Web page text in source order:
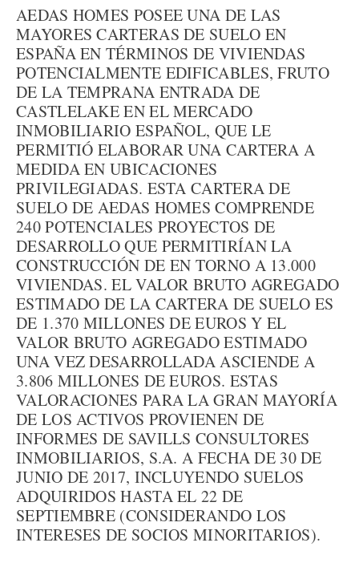
AEDAS HOMES POSEE UNA DE LAS
MAYORES CARTERAS DE SUELO EN
ESPAÑA EN TÉRMINOS DE VIVIENDAS
POTENCIALMENTE EDIFICABLES, FRUTO
DE LA TEMPRANA ENTRADA DE
CASTLELAKE EN EL MERCADO
INMOBILIARIO ESPAÑOL, QUE LE
PERMITIÓ ELABORAR UNA CARTERA A
MEDIDA EN UBICACIONES
PRIVILEGIADAS. ESTA CARTERA DE
SUELO DE AEDAS HOMES COMPRENDE
240 POTENCIALES PROYECTOS DE
DESARROLLO QUE PERMITIRÍAN LA
CONSTRUCCIÓN DE EN TORNO A 13.000
VIVIENDAS. EL VALOR BRUTO AGREGADO
ESTIMADO DE LA CARTERA DE SUELO ES
DE 1.370 MILLONES DE EUROS Y EL
VALOR BRUTO AGREGADO ESTIMADO
UNA VEZ DESARROLLADA ASCIENDE A
3.806 MILLONES DE EUROS. ESTAS
VALORACIONES PARA LA GRAN MAYORÍA
DE LOS ACTIVOS PROVIENEN DE
INFORMES DE SAVILLS CONSULTORES
INMOBILIARIOS, S.A. A FECHA DE 30 DE
JUNIO DE 2017, INCLUYENDO SUELOS
ADQUIRIDOS HASTA EL 22 DE
SEPTIEMBRE (CONSIDERANDO LOS
INTERESES DE SOCIOS MINORITARIOS).